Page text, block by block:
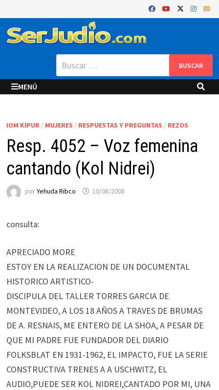
al
contenido
Buscar:
MENÚ
IOM KIPUR/ MUJERES / RESPUESTAS Y PREGUNTAS / REZOS
Resp. 4052 – Voz femenina
cantando (Kol Nidrei)
porYehuda Ribco 10/08/2008
consulta:
APRECIADO MORE
ESTOY EN LA REALIZACION DE UN DOCUMENTAL
HISTORICO ARTISTICO-
DISCIPULA DEL TALLER TORRES GARCIA DE
MONTEVIDEO, A LOS 18 AÑOS A TRAVES DE BRUMAS
DE A. RESNAIS, ME ENTERO DE LA SHOA, A PESAR DE
QUE MI PADRE FUE FUNDADOR DEL DIARIO
FOLKSBLAT EN 1931-1962, EL IMPACTO, FUE LA SERIE
CONSTRUCTIVA TRENES A A USCHWITZ, EL
AUDIO,PUEDE SER KOL NIDREI,CANTADO POR MI, UNA